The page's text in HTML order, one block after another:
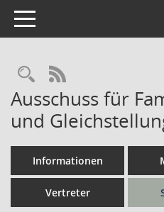
Toggle navigation
RSS-Feed
Ausschuss für
und
Informationen
Vertreter